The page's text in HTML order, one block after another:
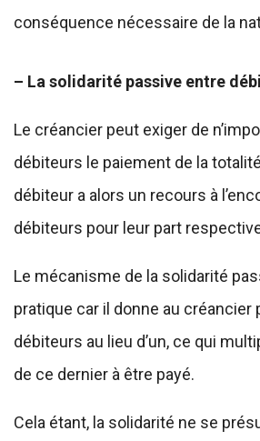
conséquence nécessaire de la
– La solidarité passive entre
Le créancier peut exiger de
débiteurs le paiement de la
débiteur a alors un recours à
débiteurs pour leur part
Le mécanisme de la solidarité
pratique car il donne au créancier
débiteurs au lieu d’un, ce qui
de ce dernier à être payé.
Cela étant, la solidarité ne se